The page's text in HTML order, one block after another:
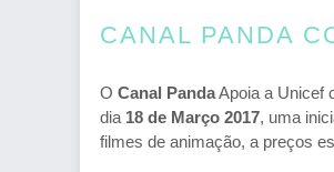
CANAL PANDA
O Canal PandaApoia a Unicef
dia 18 de Março 2017, uma
filmes de animação, a preços